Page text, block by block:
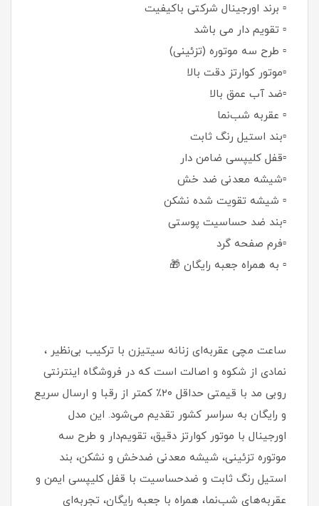
▫️ برند اورجینال شرکتی باکیفیت
▫️ تقویم دار می باشد
▫️ طرح سه موتوره (تزئینی)
▫️موتور کوارتز دقت بالا
▫️ضد آب عمق بالا
▫️ عقربه شب‌نما
▫️بند استیل رنگ ثابت
▫️قفل کلیپسی ضامن دار
▫️شیشه معدنی ضد خش
▫️ شیشه تقویت شده نشکن
▫️بند ضد حساسیت پوستی
▫️فرم صفحه گرد
▫️ به همراه جعبه رایگان 🎁
ساعت مچی عقربه‌ای زنانه سیتیزن با ترکیب بی‌نظیر ،
نمادی از شکوه و اصالت است که در فروشگاه اینترنتی
روبی مد با قیمتی حداقل ۲۰٪ کمتر از رقبا و ارسال سریع
و رایگان به سراسر کشور تقدیم می‌شود. این مدل
اورجینال با موتور کوارتز دقیق، تقویم‌دار و طرح سه
موتوره تزئینی، شیشه معدنی ضدخش و نشکن، بند
استیل رنگ ثابت و ضدحساسیت با قفل کلیپسی ایمن و
عقربه‌های شب‌نما، همراه با جعبه رایگان، تجربه‌ای